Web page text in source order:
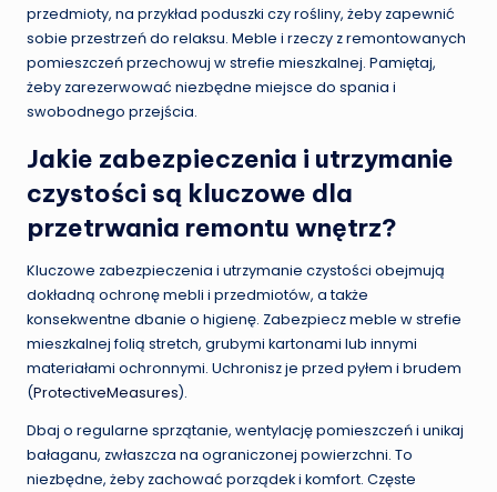
przedmioty, na przykład poduszki czy rośliny, żeby zapewnić
sobie przestrzeń do relaksu. Meble i rzeczy z remontowanych
pomieszczeń przechowuj w strefie mieszkalnej. Pamiętaj,
żeby zarezerwować niezbędne miejsce do spania i
swobodnego przejścia.
Jakie zabezpieczenia i utrzymanie
czystości są kluczowe dla
przetrwania remontu wnętrz?
Kluczowe zabezpieczenia i utrzymanie czystości obejmują
dokładną ochronę mebli i przedmiotów, a także
konsekwentne dbanie o higienę. Zabezpiecz meble w strefie
mieszkalnej folią stretch, grubymi kartonami lub innymi
materiałami ochronnymi. Uchronisz je przed pyłem i brudem
(ProtectiveMeasures).
Dbaj o regularne sprzątanie, wentylację pomieszczeń i unikaj
bałaganu, zwłaszcza na ograniczonej powierzchni. To
niezbędne, żeby zachować porządek i komfort. Częste